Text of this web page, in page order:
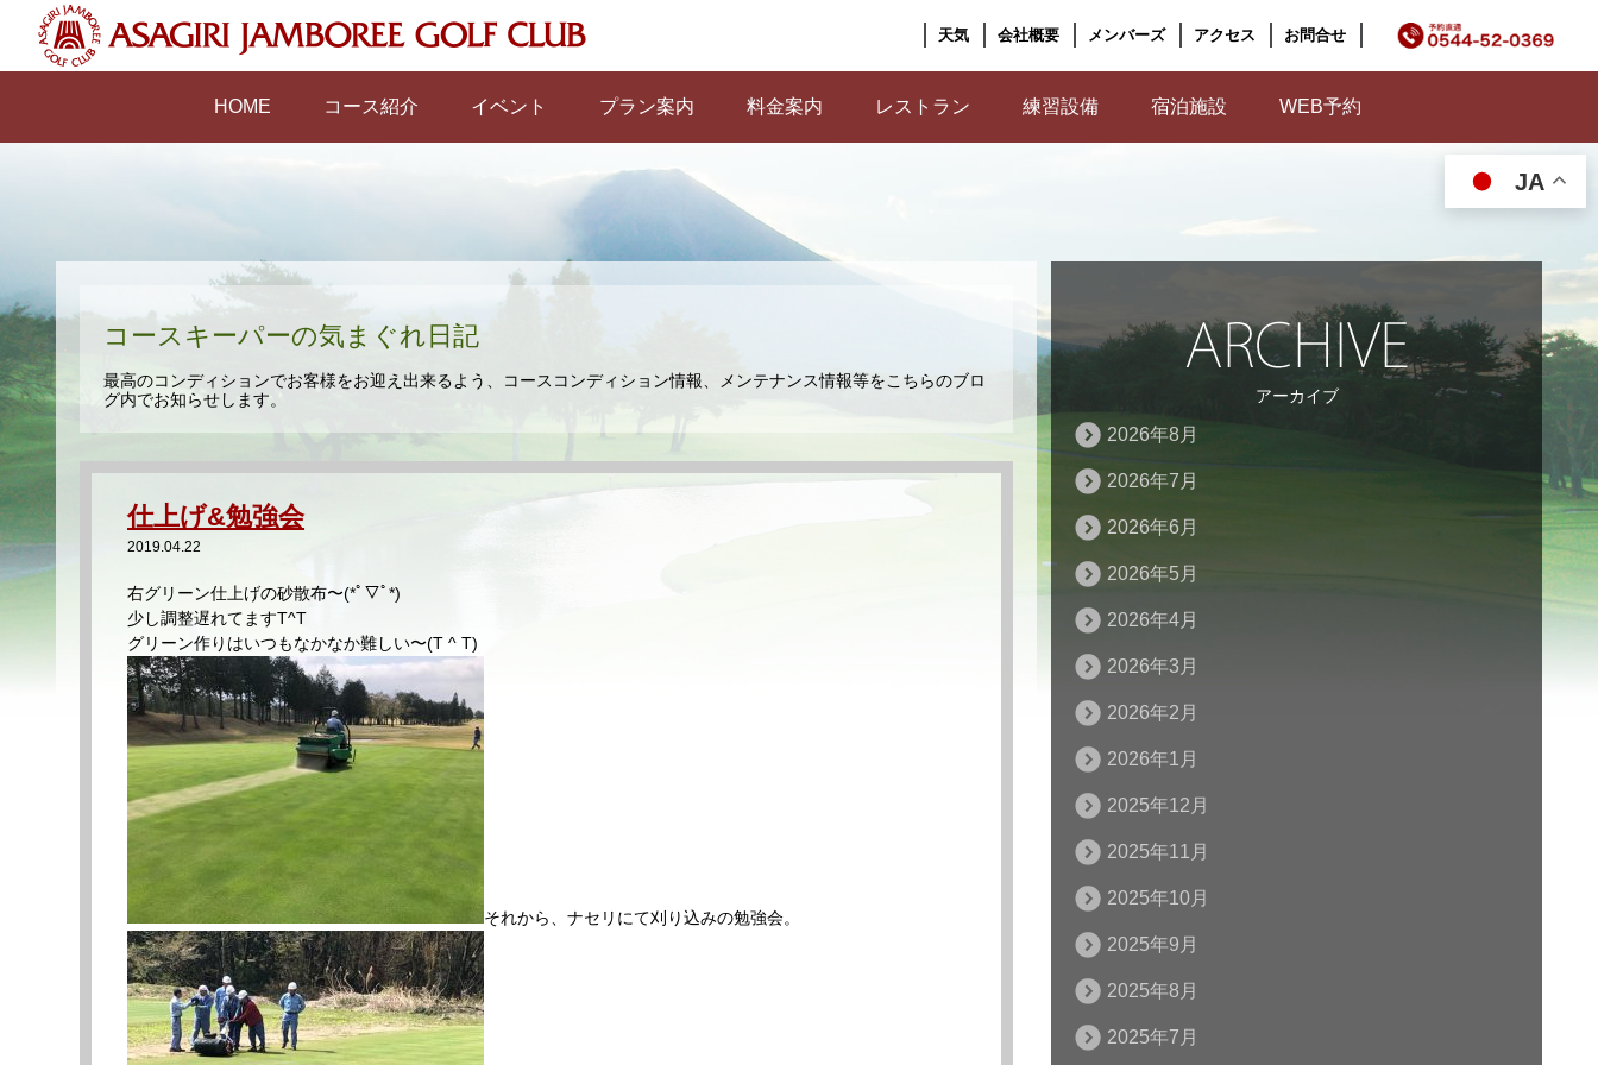
天気 会社概要 メンバーズ アクセス お問合せ
JA
HOME コース紹介 イベント プラン案内 料金案内 レストラン 練習設備 宿泊施設 WEB予約
アーカイブ
2026年8月
2026年7月
2026年6月
2026年5月
2026年4月
2026年3月
2026年2月
2026年1月
2025年12月
2025年11月
2025年10月
2025年9月
2025年8月
2025年7月
コースキーパーの気まぐれ日記
最高のコンディションでお客様をお迎え出来るよう、コースコンディション情報、メンテナンス情報等をこちらのブロ
グ内でお知らせします。
仕上げ&勉強会
2019.04.22
右グリーン仕上げの砂散布〜(*ﾟ▽ﾟ*)
少し調整遅れてますT^T
グリーン作りはいつもなかなか難しい〜(T ^ T)
それから、ナセリにて刈り込みの勉強会。